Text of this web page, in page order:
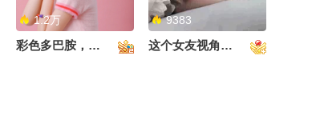
1.2万
彩色多巴胺，甜到心里啦！
9383
这个女友视角好治愈~